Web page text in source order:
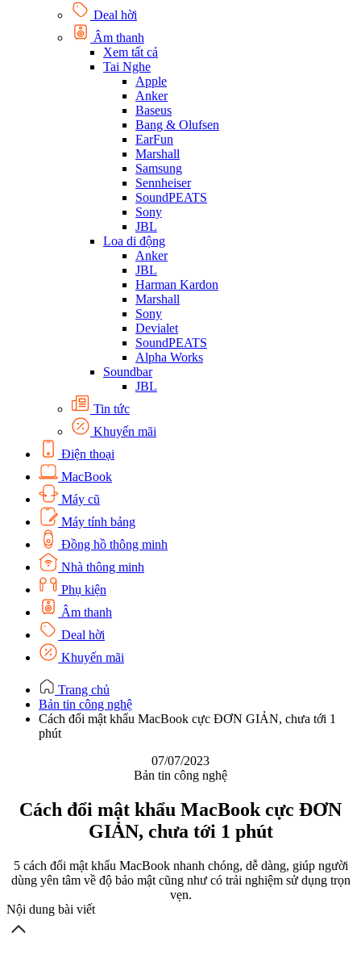
Deal hời
Âm thanh
Xem tất cả
Tai Nghe
Apple
Anker
Baseus
Bang & Olufsen
EarFun
Marshall
Samsung
Sennheiser
SoundPEATS
Sony
JBL
Loa di động
Anker
JBL
Harman Kardon
Marshall
Sony
Devialet
SoundPEATS
Alpha Works
Soundbar
JBL
Tin tức
Khuyến mãi
Điện thoại
MacBook
Máy cũ
Máy tính bảng
Đồng hồ thông minh
Nhà thông minh
Phụ kiện
Âm thanh
Deal hời
Khuyến mãi
Trang chủ
Bản tin công nghệ
Cách đổi mật khẩu MacBook cực ĐƠN GIẢN, chưa tới 1
phút
07/07/2023
Bản tin công nghệ
Cách đổi mật khẩu MacBook cực ĐƠN
GIẢN, chưa tới 1 phút
5 cách đổi mật khẩu MacBook nhanh chóng, dễ dàng, giúp người
dùng yên tâm về độ bảo mật cũng như có trải nghiệm sử dụng trọn
vẹn.
Nội dung bài viết